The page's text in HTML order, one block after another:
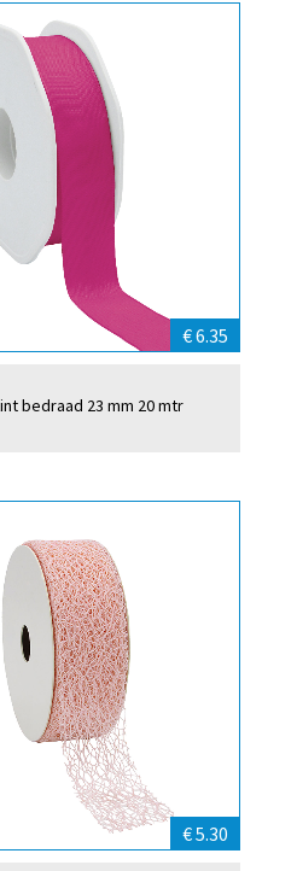
€ 6.35
bedraad 23 mm 20 mtr
€ 5.30